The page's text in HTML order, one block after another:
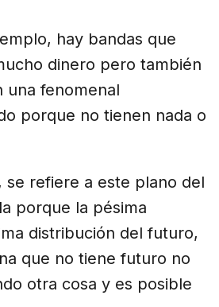
hay bandas que
dinero pero también
una fenomenal
porque no tienen nada o
refiere a este plano del
porque la pésima
distribución del futuro,
que no tiene futuro no
otra cosa y es posible